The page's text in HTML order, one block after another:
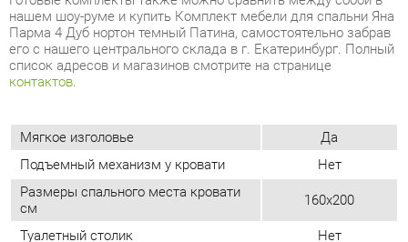
Мягкое изголовье
Да
Подъемный механизм у кровати
Нет
Размеры спального места кровати
см 160x200
Материал
Велюр
Цвет Дуб нортон
темный
Стиль интерьера
Классический
Угловой модуль
Нет